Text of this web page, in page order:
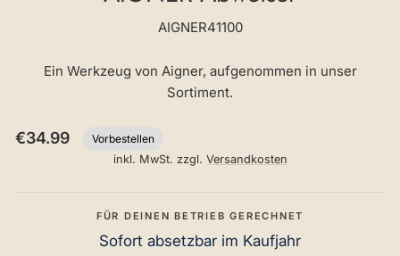
AIGNER41100
Ein Werkzeug von Aigner, aufgenommen in unser
Sortiment.
Preis
€34.99
Vorbestellen
inkl. MwSt. zzgl. Versandkosten
FÜR DEINEN BETRIEB GERECHNET
Sofort absetzbar im Kaufjahr